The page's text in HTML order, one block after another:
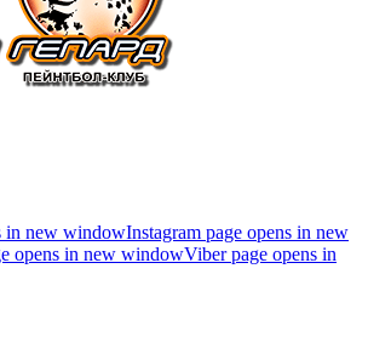
in new windowInstagram page opens in new
opens in new windowViber page opens in